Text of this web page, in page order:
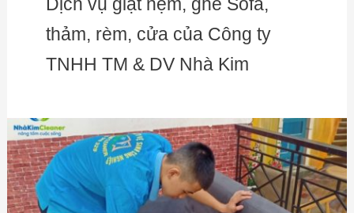
thảm, rèm, cửa của Công ty
TNHH TM & DV Nhà Kim
Dịch
vụ
giặt
sofa
Quảng